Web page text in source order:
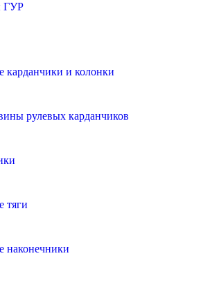
ГУР
карданчики и колонки
рулевых карданчиков
тяги
наконечники